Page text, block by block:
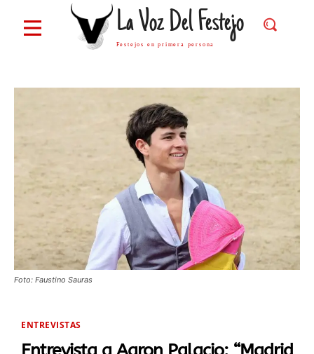
La Voz Del Festejo
Festejos en primera persona
Foto: Faustino Sauras
ENTREVISTAS